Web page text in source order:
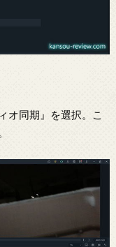
オ同期』を選択。こ